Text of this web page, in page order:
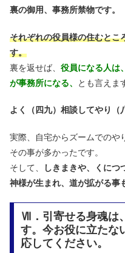
裏の御用、事務所禁物です。
それぞれの役員様の住むとこ
す。
裏を返せば、 役員になる人は
が事務所になる、
とも言えま
よく（四九）相談してやり（
実際、自宅からズームでのや
その事が多かったです。
そして、
しきまきや、くにつ
神様が生まれ、道が拡がる事
Ⅶ．引寄せる身魂は
す。今お役に立たな
応してください。